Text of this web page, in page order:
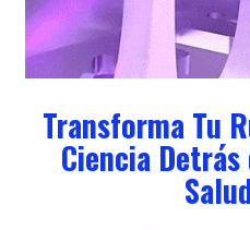
Transforma Tu
Ciencia